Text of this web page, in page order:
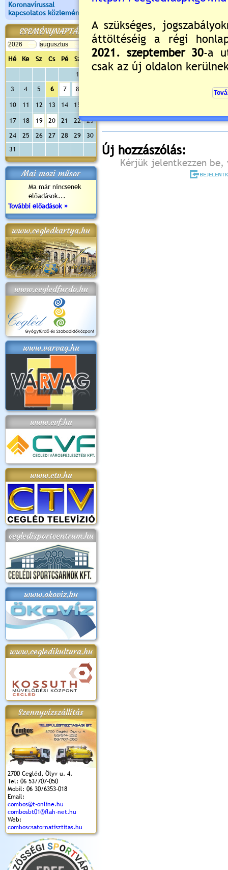
Koronavírussal
kapcsolatos közlemények
ESEMÉNYNAPTÁR
Hé Ke Sz Cs Pé Sz
Va
1
3
4 5 6 7 8
10 11 12 13 14 15
17 18 19 20 21 22
23
24
25 26 27 28 29
30
31
Mai mozi műsor
Ma már nincsenek
előadások...
További előadások »
www.cegledkartya.hu
www.cegledfurdo.hu
www.varvag.hu
www.cvf.hu
www.ctv.hu
cegledisportcentrum.hu
www.okoviz.hu
www.cegledikultura.hu
Szennyvízszállítás
2700 Cegléd, Ölyv u. 4.
Tel: 06 53/707-050
Mobil: 06 30/6353-018
Email:
combos@t-online.hu
combosbt01@flah-net.hu
Web:
comboscsatornatisztitas.hu
Még nincsenek hozzászólások
Új hozzászólás:
Kérjük jelentkezzen be,
2018.
Kossuth Toborzó
Ünnepély
Szent István Ünnepe
(2017. 08. 20.)